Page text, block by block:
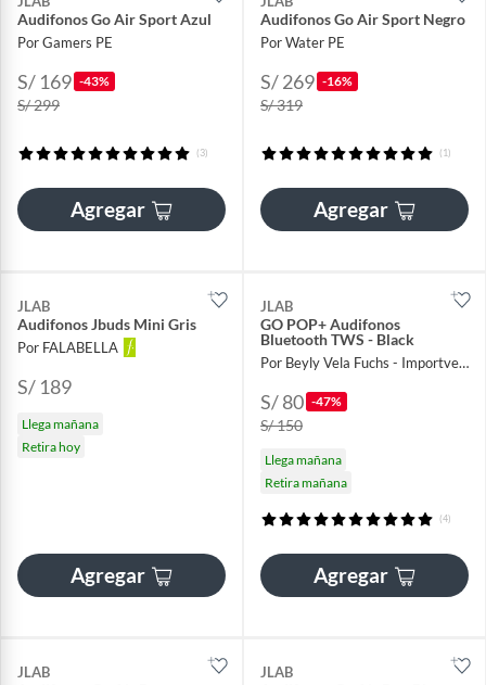
Audifonos Go Air Sport Azul
Por Gamers PE
S/ 169 -43%
S/ 299
(3)
Agregar
Audifonos Go Air Sport Negro
Por Water PE
S/ 269 -16%
S/ 319
(1)
Agregar
JLAB
Audifonos Jbuds Mini Gris
Por FALABELLA
S/ 189
Llega mañana
Retira hoy
Agregar
JLAB
GO POP+ Audifonos
Bluetooth TWS - Black
Por Beyly Vela Fuchs - Importventas
S/ 80 -47%
S/ 150
Llega mañana
Retira mañana
(4)
Agregar
JLAB JLAB